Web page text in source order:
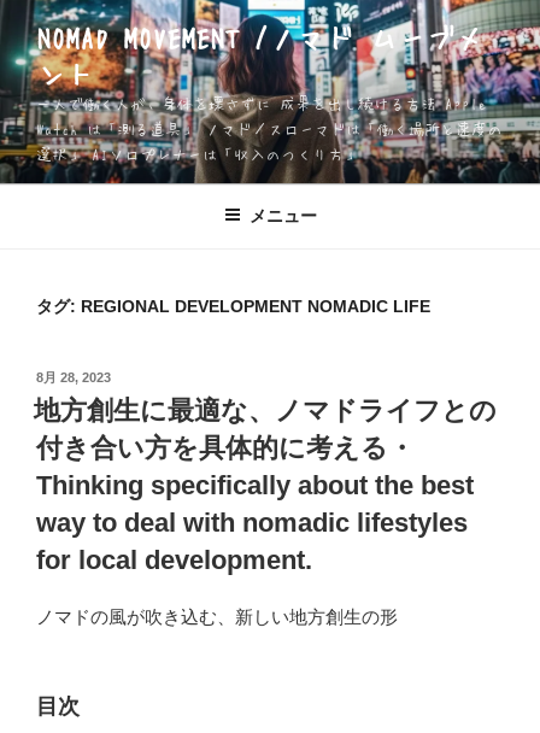
ン
テ
ン
ツ
へ
ス
NOMAD MOVEMENT /ノマド ムーブメ
ント
一人で働く人が、身体を壊さずに 成果を出し続ける方法 Apple
Watch は「測る道具」 ノマド／スローマドは「働く場所と速度の
選択」 AIソロプレナーは「収入のつくり方」
メニュー
タグ: REGIONAL DEVELOPMENT NOMADIC LIFE
投
稿
日:
8月 28, 2023
地方創生に最適な、ノマドライフとの
付き合い方を具体的に考える・
Thinking specifically about the best
way to deal with nomadic lifestyles
for local development.
ノマドの風が吹き込む、新しい地方創生の形
目次